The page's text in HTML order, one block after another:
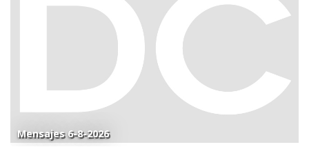
Mensajes 6-8-2026